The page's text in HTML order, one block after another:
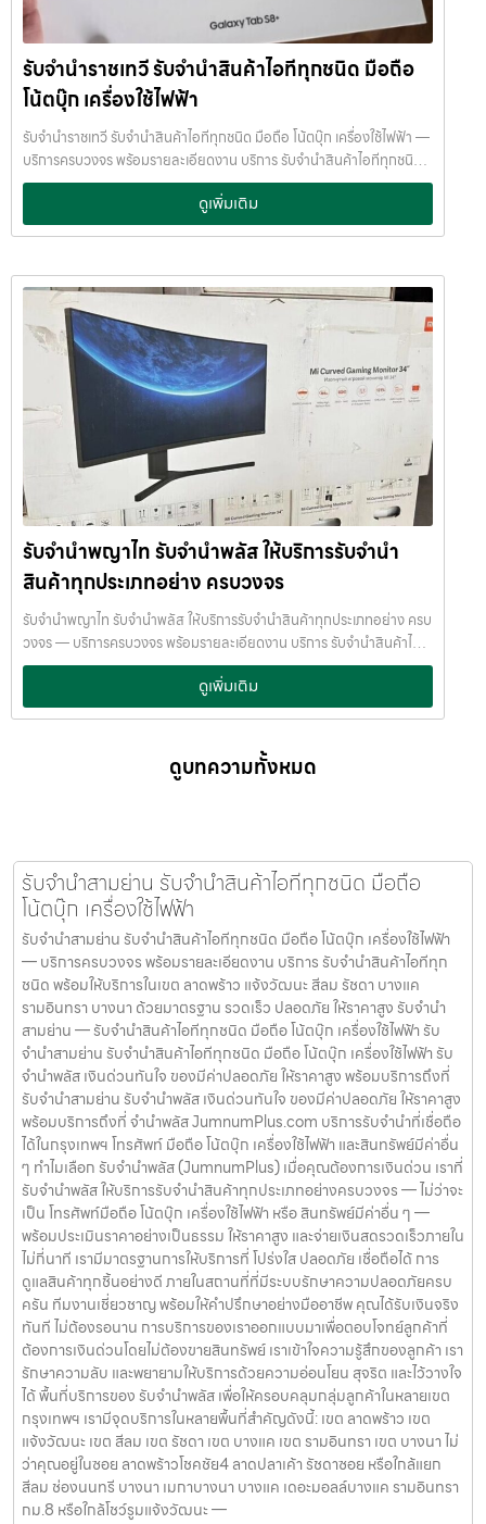
กำหนด ติดต่อเราได้ทันทีหากมีปัญหา ลิงก์ที่เกี่ยวข้อง รับจำนำสามย่าน
มิตรทาวน์ รับจำนำสามย่านมิตรทาวน์
ทีมงานเชี่ยวชาญ พร้อมให้คำปรึกษาอย่างมืออาชีพ คุณได้รับเงินจริงทันที
ไม่ต้องรอนาน การบริการของเราออกแบบมาเพื่อตอบโจทย์ลูกค้าที่ต้องการ
เงินด่วนโดยไม่ต้องขายสินทรัพย์ เราเข้าใจความรู้สึกของลูกค้า เรารักษา
ความลับ และพยายามให้บริการด้วยความอ่อนโยน สุจริต และไว้วางใจได้
พื้นที่บริการของ รับจำนำพลัส เพื่อให้ครอบคลุมกลุ่มลูกค้าในหลายเขต
กรุงเทพฯ เรามีจุดบริการในหลายพื้นที่สำคัญดังนี้: เขต ลาดพร้าว เขต
แจ้งวัฒนะ เขต สีลม เขต รัชดา เขต บางแค เขต รามอินทรา เขต บางนา ไม่ว่า
คุณอยู่ในซอย ลาดพร้าวโชคชัย4 ลาดปลาเค้า รัชดาซอย หรือใกล้แยกสีลม
ช่องนนทรี บางนา เมกาบางนา บางแค เดอะมอลล์บางแค รามอินทรา กม.8
หรือใกล้โชว์รูมแจ้งวัฒนะ — เราพร้อมให้บริการถึงที่ บริการรับจำนำสินค้าที่
ลูกค้าต้องการจำนำ ดังนี้: รับจำนำ โทรศัพท์มือถือ / สมาร์ตโฟน (iPhone,
Samsung, Huawei, Oppo ฯลฯ) รับจำนำ โน้ตบุ๊ก / คอมพิวเตอร์ /
แล็ปท็อป รับจำนำ แท็บเล็ต / iPad รับจำนำ เครื่องใช้ไฟฟ้าเล็ก / เครื่องใช้
ไฟฟ้าภายในบ้าน รับจำนำ กล้องถ่ายรูป / กล้องดิจิตอล / อุปกรณ์ถ่ายภาพ
รับจำนำ ของสะสม / ของมีค่าอื่น ๆ บริการแต่ละประเภท ประเมินราคาตาม
สภาพสินค้า รุ่น ยี่ห้อ อายุการใช้งาน เราให้ราคาสูง พร้อมจ่ายเงินสดทันใจ
ความปลอดภัย และการดูแล ระบบกล้องวงจรปิด CCTV ทุกมุม ห้องนิรภัย
/ ตู้นิรภัย พนักงานผ่านการฝึกอบรม ประกันความเสียหาย / ความสูญหาย
บันทึกข้อมูลลูกค้าเป็นความลับ คำแนะนำสำหรับผู้ใช้บริการ เก็บสลิป /
เอกสารสัญญาอย่างดี อย่าเสียบแบตเตอรี่นานนับเดือน ไถ่ถอนก่อนหมด
กำหนด ติดต่อเราได้ทันทีหากมีปัญหา ลิงก์ที่เกี่ยวข้อง รับจำนำจุฬาลงกรณ์
มหาวิทยาลัย รับจำนำจุฬาลงกรณ์มหาวิทยาลัย
รับจำนำราชเทวี รับจำนำสินค้าไอทีทุกชนิด มือถือ
โน้ตบุ๊ก เครื่องใช้ไฟฟ้า
รับจำนำราชเทวี รับจำนำสินค้าไอทีทุกชนิด มือถือ โน้ตบุ๊ก เครื่องใช้ไฟฟ้า —
บริการครบวงจร พร้อมรายละเอียดงาน บริการ รับจำนำสินค้าไอทีทุกชนิด
พร้อมให้บริการในเขต ลาดพร้าว แจ้งวัฒนะ สีลม รัชดา บางแค รามอินทรา
บางนา ด้วยมาตรฐาน รวดเร็ว ปลอดภัย ให้ราคาสูง รับจำนำราชเทวี — รับ
จำนำสินค้าไอทีทุกชนิด มือถือ โน้ตบุ๊ก เครื่องใช้ไฟฟ้า รับจำนำราชเทวี รับ
ทันใจ ของมีค่าปลอดภัย ให้ราคาสูง พร้อมบริการถึงที่ รับจำนำราชเทวี รับ
จำนำพลัส เงินด่วนทันใจ ของมีค่าปลอดภัย ให้ราคาสูง พร้อมบริการถึงที่
จำนำพลัส JumnumPlus.com บริการรับจำนำที่เชื่อถือได้ในกรุงเทพฯ
โทรศัพท์ มือถือ โน้ตบุ๊ก เครื่องใช้ไฟฟ้า และสินทรัพย์มีค่าอื่น ๆ ทำไมเลือก
รับจำนำพลัส (JumnumPlus) เมื่อคุณต้องการเงินด่วน เราที่ รับจำนำ
พลัส ให้บริการรับจำนำสินค้าทุกประเภทอย่างครบวงจร — ไม่ว่าจะเป็น
โทรศัพท์มือถือ โน้ตบุ๊ก เครื่องใช้ไฟฟ้า หรือ สินทรัพย์มีค่าอื่น ๆ — พร้อม
ประเมินราคาอย่างเป็นธรรม ให้ราคาสูง และจ่ายเงินสดรวดเร็วภายในไม่กี่
นาที เรามีมาตรฐานการให้บริการที่ โปร่งใส ปลอดภัย เชื่อถือได้ การดูแล
สินค้าทุกชิ้นอย่างดี ภายในสถานที่ที่มีระบบรักษาความปลอดภัยครบครัน
ทีมงานเชี่ยวชาญ พร้อมให้คำปรึกษาอย่างมืออาชีพ คุณได้รับเงินจริงทันที
ไม่ต้องรอนาน การบริการของเราออกแบบมาเพื่อตอบโจทย์ลูกค้าที่ต้องการ
เงินด่วนโดยไม่ต้องขายสินทรัพย์ เราเข้าใจความรู้สึกของลูกค้า เรารักษา
ความลับ และพยายามให้บริการด้วยความอ่อนโยน สุจริต และไว้วางใจได้
พื้นที่บริการของ รับจำนำพลัส เพื่อให้ครอบคลุมกลุ่มลูกค้าในหลายเขต
กรุงเทพฯ เรามีจุดบริการในหลายพื้นที่สำคัญดังนี้: เขต ลาดพร้าว เขต
แจ้งวัฒนะ เขต สีลม เขต รัชดา เขต บางแค เขต รามอินทรา เขต บางนา ไม่ว่า
คุณอยู่ในซอย ลาดพร้าวโชคชัย4 ลาดปลาเค้า รัชดาซอย หรือใกล้แยกสีลม
ช่องนนทรี บางนา เมกาบางนา บางแค เดอะมอลล์บางแค รามอินทรา กม.8
หรือใกล้โชว์รูมแจ้งวัฒนะ — เราพร้อมให้บริการถึงที่ บริการรับจำนำสินค้าที่
ลูกค้าต้องการจำนำ ดังนี้: รับจำนำ โทรศัพท์มือถือ / สมาร์ตโฟน (iPhone,
Samsung, Huawei, Oppo ฯลฯ) รับจำนำ โน้ตบุ๊ก / คอมพิวเตอร์ /
สภาพสินค้า รุ่น ยี่ห้อ อายุการใช้งาน เราให้ราคาสูง พร้อมจ่ายเงินสดทันใจ
ความปลอดภัย และการดูแล ระบบกล้องวงจรปิด CCTV ทุกมุม ห้องนิรภัย
/ ตู้นิรภัย พนักงานผ่านการฝึกอบรม ประกันความเสียหาย / ความสูญหาย
บันทึกข้อมูลลูกค้าเป็นความลับ คำแนะนำสำหรับผู้ใช้บริการ เก็บสลิป /
เอกสารสัญญาอย่างดี อย่าเสียบแบตเตอรี่นานนับเดือน ไถ่ถอนก่อนหมด
กำหนด ติดต่อเราได้ทันทีหากมีปัญหา ลิงก์ที่เกี่ยวข้อง รับจำนำราชเทวี รับ
จำนำราชเทวี
ดูเพิ่มเติม
รับจำนำพญาไท รับจำนำพลัส ให้บริการรับจำนำ
สินค้าทุกประเภทอย่าง ครบวงจร
รับจำนำพญาไท รับจำนำพลัส ให้บริการรับจำนำสินค้าทุกประเภทอย่าง ครบ
วงจร — บริการครบวงจร พร้อมรายละเอียดงาน บริการ รับจำนำสินค้าไอที
ทุกชนิด พร้อมให้บริการในเขต ลาดพร้าว แจ้งวัฒนะ สีลม รัชดา บางแค
รามอินทรา บางนา ด้วยมาตรฐาน รวดเร็ว ปลอดภัย ให้ราคาสูง รับจำนำ
พญาไท — รับจำนำพลัส ให้บริการรับจำนำสินค้าทุกประเภทอย่าง ครบ
อย่าง ครบวงจร รับจำนำพลัส เงินด่วนทันใจ ของมีค่าปลอดภัย ให้ราคาสูง
พร้อมบริการถึงที่ รับจำนำพญาไท รับจำนำพลัส เงินด่วนทันใจ ของมีค่า
เมื่อคุณต้องการเงินด่วน เราที่ รับจำนำพลัส ให้บริการรับจำนำสินค้าทุก
ประเภทอย่างครบวงจร — ไม่ว่าจะเป็น โทรศัพท์มือถือ โน้ตบุ๊ก เครื่องใช้
ไฟฟ้า หรือ สินทรัพย์มีค่าอื่น ๆ — พร้อมประเมินราคาอย่างเป็นธรรม ให้
ราคาสูง และจ่ายเงินสดรวดเร็วภายในไม่กี่นาที เรามีมาตรฐานการให้บริการ
ที่ โปร่งใส ปลอดภัย เชื่อถือได้ การดูแลสินค้าทุกชิ้นอย่างดี ภายในสถานที่ที่
มีระบบรักษาความปลอดภัยครบครัน ทีมงานเชี่ยวชาญ พร้อมให้คำปรึกษา
อย่างมืออาชีพ คุณได้รับเงินจริงทันที ไม่ต้องรอนาน การบริการของเรา
ออกแบบมาเพื่อตอบโจทย์ลูกค้าที่ต้องการเงินด่วนโดยไม่ต้องขายสินทรัพย์
เราเข้าใจความรู้สึกของลูกค้า เรารักษาความลับ และพยายามให้บริการด้วย
ความอ่อนโยน สุจริต และไว้วางใจได้ พื้นที่บริการของ รับจำนำพลัส เพื่อให้
ครอบคลุมกลุ่มลูกค้าในหลายเขตกรุงเทพฯ เรามีจุดบริการในหลายพื้นที่
สำคัญดังนี้: เขต ลาดพร้าว เขต แจ้งวัฒนะ เขต สีลม เขต รัชดา เขต บางแค
เขต รามอินทรา เขต บางนา ไม่ว่าคุณอยู่ในซอย ลาดพร้าวโชคชัย4 ลาด
ปลาเค้า รัชดาซอย หรือใกล้แยกสีลม ช่องนนทรี บางนา เมกาบางนา บางแค
เดอะมอลล์บางแค รามอินทรา กม.8 หรือใกล้โชว์รูมแจ้งวัฒนะ — เราพร้อม
ให้บริการถึงที่ บริการรับจำนำสินค้าที่ให้บริการ ที่ รับจำนำพลัส เรามีบริการ
ครอบคลุมหลากหลายประเภทสินค้าที่ลูกค้าต้องการจำนำ ดังนี้: รับจำนำ
โทรศัพท์มือถือ / สมาร์ตโฟน (iPhone, Samsung, Huawei, Oppo
ฯลฯ) รับจำนำ โน้ตบุ๊ก / คอมพิวเตอร์ / แล็ปท็อป รับจำนำ แท็บเล็ต / iPad
รับจำนำ เครื่องใช้ไฟฟ้าเล็ก / เครื่องใช้ไฟฟ้าภายในบ้าน รับจำนำ กล้องถ่าย
รูป / กล้องดิจิตอล / อุปกรณ์ถ่ายภาพ รับจำนำ ของสะสม / ของมีค่าอื่น ๆ
บริการแต่ละประเภท ประเมินราคาตามสภาพสินค้า รุ่น ยี่ห้อ อายุการใช้งาน
เราให้ราคาสูง พร้อมจ่ายเงินสดทันใจ ความปลอดภัย และการดูแล ระบบ
กล้องวงจรปิด CCTV ทุกมุม ห้องนิรภัย / ตู้นิรภัย พนักงานผ่านการฝึก
อบรม ประกันความเสียหาย / ความสูญหาย บันทึกข้อมูลลูกค้าเป็นความ
ลับ คำแนะนำสำหรับผู้ใช้บริการ เก็บสลิป / เอกสารสัญญาอย่างดี อย่าเสียบ
แบตเตอรี่นานนับเดือน ไถ่ถอนก่อนหมดกำหนด ติดต่อเราได้ทันทีหากมี
ปัญหา ลิงก์ที่เกี่ยวข้อง รับจำนำพญาไท รับจำนำพญาไท
ดูเพิ่มเติม
ดูบทความทั้งหมด
รับจำนำสามย่าน รับจำนำสินค้าไอทีทุกชนิด มือถือ
โน้ตบุ๊ก เครื่องใช้ไฟฟ้า
รับจำนำสามย่าน รับจำนำสินค้าไอทีทุกชนิด มือถือ โน้ตบุ๊ก เครื่องใช้ไฟฟ้า
— บริการครบวงจร พร้อมรายละเอียดงาน บริการ รับจำนำสินค้าไอทีทุก
ชนิด พร้อมให้บริการในเขต ลาดพร้าว แจ้งวัฒนะ สีลม รัชดา บางแค
รามอินทรา บางนา ด้วยมาตรฐาน รวดเร็ว ปลอดภัย ให้ราคาสูง รับจำนำ
สามย่าน — รับจำนำสินค้าไอทีทุกชนิด มือถือ โน้ตบุ๊ก เครื่องใช้ไฟฟ้า รับ
จำนำสามย่าน รับจำนำสินค้าไอทีทุกชนิด มือถือ โน้ตบุ๊ก เครื่องใช้ไฟฟ้า รับ
จำนำพลัส เงินด่วนทันใจ ของมีค่าปลอดภัย ให้ราคาสูง พร้อมบริการถึงที่
รับจำนำสามย่าน รับจำนำพลัส เงินด่วนทันใจ ของมีค่าปลอดภัย ให้ราคาสูง
พร้อมบริการถึงที่ จำนำพลัส JumnumPlus.com บริการรับจำนำที่เชื่อถือ
ได้ในกรุงเทพฯ โทรศัพท์ มือถือ โน้ตบุ๊ก เครื่องใช้ไฟฟ้า และสินทรัพย์มีค่าอื่น
ๆ ทำไมเลือก รับจำนำพลัส (JumnumPlus) เมื่อคุณต้องการเงินด่วน เราที่
รับจำนำพลัส ให้บริการรับจำนำสินค้าทุกประเภทอย่างครบวงจร — ไม่ว่าจะ
เป็น โทรศัพท์มือถือ โน้ตบุ๊ก เครื่องใช้ไฟฟ้า หรือ สินทรัพย์มีค่าอื่น ๆ —
พร้อมประเมินราคาอย่างเป็นธรรม ให้ราคาสูง และจ่ายเงินสดรวดเร็วภายใน
ไม่กี่นาที เรามีมาตรฐานการให้บริการที่ โปร่งใส ปลอดภัย เชื่อถือได้ การ
ดูแลสินค้าทุกชิ้นอย่างดี ภายในสถานที่ที่มีระบบรักษาความปลอดภัยครบ
ครัน ทีมงานเชี่ยวชาญ พร้อมให้คำปรึกษาอย่างมืออาชีพ คุณได้รับเงินจริง
ทันที ไม่ต้องรอนาน การบริการของเราออกแบบมาเพื่อตอบโจทย์ลูกค้าที่
ต้องการเงินด่วนโดยไม่ต้องขายสินทรัพย์ เราเข้าใจความรู้สึกของลูกค้า เรา
รักษาความลับ และพยายามให้บริการด้วยความอ่อนโยน สุจริต และไว้วางใจ
ได้ พื้นที่บริการของ รับจำนำพลัส เพื่อให้ครอบคลุมกลุ่มลูกค้าในหลายเขต
กรุงเทพฯ เรามีจุดบริการในหลายพื้นที่สำคัญดังนี้: เขต ลาดพร้าว เขต
แจ้งวัฒนะ เขต สีลม เขต รัชดา เขต บางแค เขต รามอินทรา เขต บางนา ไม่
ว่าคุณอยู่ในซอย ลาดพร้าวโชคชัย4 ลาดปลาเค้า รัชดาซอย หรือใกล้แยก
สีลม ช่องนนทรี บางนา เมกาบางนา บางแค เดอะมอลล์บางแค รามอินทรา
กม.8 หรือใกล้โชว์รูมแจ้งวัฒนะ —